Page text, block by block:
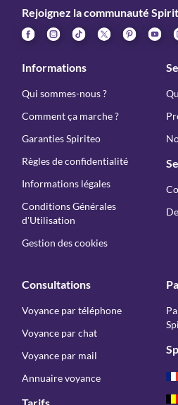
Rejoignez la communauté
Informations
Qui sommes-nous ?
Comment ça marche ?
Garanties Spiriteo
Règles de confidentialité
Informations légales
Conditions Générales
d'Utilisation
Gestion des cookies
Consultations
Voyance par téléphone
Voyance par chat
Voyance par mail
Annuaire voyance